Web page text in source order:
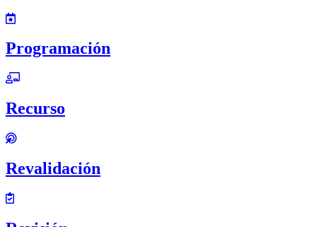
Programación
Recurso
Revalidación